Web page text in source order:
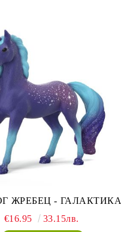
ЖРЕБЕЦ - ГАЛАКТИКА
€16.95
33.15лв.